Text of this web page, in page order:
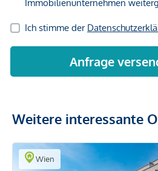
Weitere interessante
Wien